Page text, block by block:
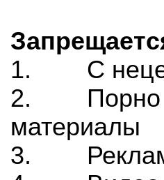
1. С
2. Порно
материалы
3.